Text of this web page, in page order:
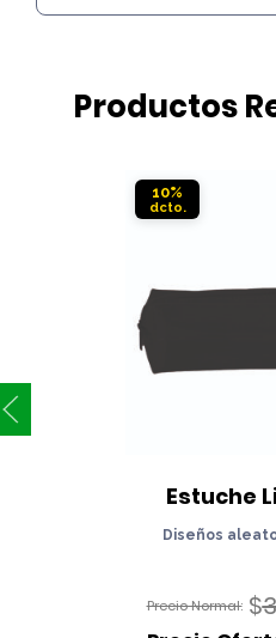
Productos
10%
Estuche
Diseños
$